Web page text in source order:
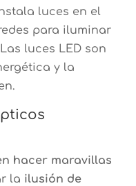
luces en el
para iluminar
luces LED son
y la
hacer maravillas
la ilusión de